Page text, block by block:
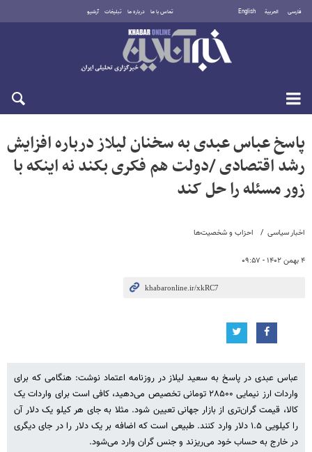
فارسی العربية English تماس با ما درباره ما تبلیغات آرشیو
جمعه ۱۶ مرداد ۱۴۰۵
اخبار سیاسی احزاب و شخصیت‌ها
۴ بهمن ۱۴۰۲ - ۰۹:۵۷
پاسخ عباس عبدی به سخنان لیلاز درباره افزایش
رشد اقتصادی /دولت هم فکری بکند نه اینکه با
زور مسئله را حل کند
عباس عبدی در پاسخ به سعید لیلاز در روزنامه اعتماد نوشت: هنگامی که برای
واردات ارز نیمایی ۲۸۵۰۰ تومانی تخصیص می‌دهید، کافی است برای واردات یک
کالا، قیمت گران‌تری از بازار جهانی تعیین شود. مثلا به جای هر کیلو یک دلار آن
را کیلویی ۱.۵ دلار وارد کنند. طبیعی است که اضافه بر یک دلار را در جای دیگری
در خارج به حساب خود می‌ریزند و جنس گران وارد می‌شود.